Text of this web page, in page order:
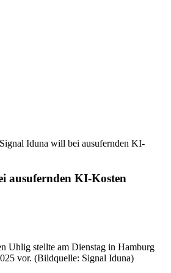
Signal Iduna will bei ausufernden KI-
ausufernden KI-Kosten
Uhlig stellte am Dienstag in Hamburg
vor. (Bildquelle: Signal Iduna)